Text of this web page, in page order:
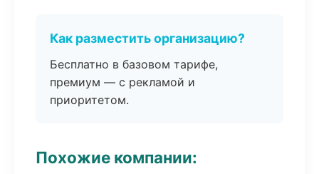
Как разместить организацию?
Бесплатно в базовом тарифе,
премиум — с рекламой и
приоритетом.
Похожие компании: